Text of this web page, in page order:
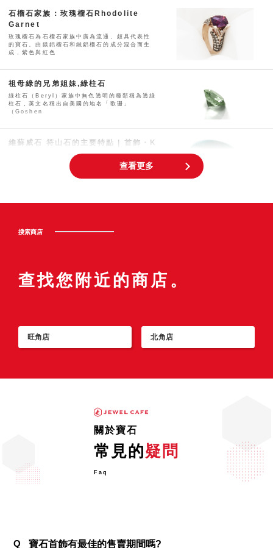
石榴石家族：玫瑰榴石Rhodolite
Garnet
玫瑰榴石為石榴石家族中廣為流通、頗具代表性
的寶石。由鎂鋁榴石和鐵鋁榴石的成分混合而生
成，紫色與紅色
祖母綠的兄弟姐妹,綠柱石
綠柱石（Beryl）家族中無色透明的種類稱為透綠
柱石，英文名稱出自美國的地名「歌珊」
（Goshen
維蘇威石 符山石的主要特點 | 首飾・K
金 回收專門店 JEWEL CAFE
符山石是維蘇威石的寶石名，通常呈現抹茶般的
綠色。屬於矽酸鹽礦物，是十分受歡迎的能量
月份的誕生石之一，如其名稱所示電氣石具有經
象徵命運的星光藍寶石 | 首飾・K金 回
收專門店 JEWEL CAFE
查看更多
搜索商店
查找您附近的商店。
旺角店 北角店
關於寶石
常見的疑問
Faq
Q 寶石首飾有最佳的售賣期間嗎?